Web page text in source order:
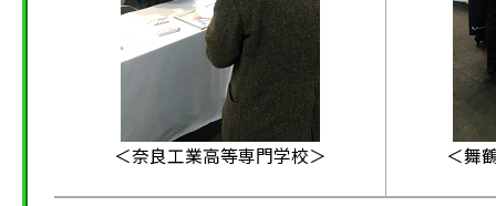
＜奈良工業高等専門学校＞ ＜舞